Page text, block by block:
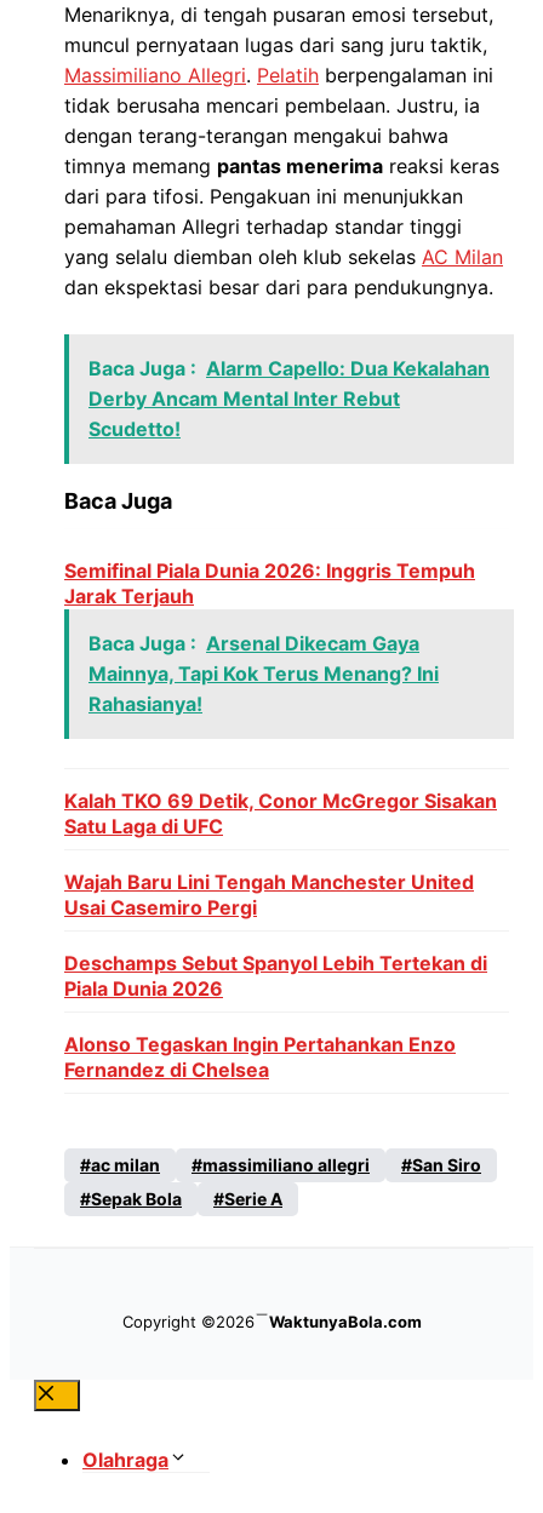
Menariknya, di tengah pusaran emosi tersebut,
muncul pernyataan lugas dari sang juru taktik,
Massimiliano Allegri. Pelatih berpengalaman ini
tidak berusaha mencari pembelaan. Justru, ia
dengan terang-terangan mengakui bahwa
timnya memang pantas menerima reaksi keras
dari para tifosi. Pengakuan ini menunjukkan
pemahaman Allegri terhadap standar tinggi
yang selalu diemban oleh klub sekelas AC Milan
dan ekspektasi besar dari para pendukungnya.
Baca Juga : Alarm Capello: Dua Kekalahan
Derby Ancam Mental Inter Rebut
Scudetto!
Baca Juga
Semifinal Piala Dunia 2026: Inggris Tempuh
Jarak Terjauh
Baca Juga : Arsenal Dikecam Gaya
Mainnya, Tapi Kok Terus Menang? Ini
Rahasianya!
Kalah TKO 69 Detik, Conor McGregor Sisakan
Satu Laga di UFC
Wajah Baru Lini Tengah Manchester United
Usai Casemiro Pergi
Deschamps Sebut Spanyol Lebih Tertekan di
Piala Dunia 2026
Alonso Tegaskan Ingin Pertahankan Enzo
Fernandez di Chelsea
ac milan massimiliano allegri
San Siro
Sepak Bola
Serie A
Copyright ©2026 WaktunyaBola.com
Close
Olahraga